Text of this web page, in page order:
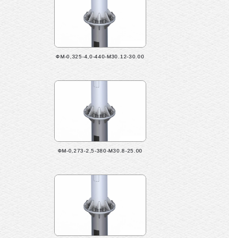
ФМ-0,325-4,0-440-М30.12-30.00
ФМ-0,273-2,5-380-М30.8-25.00